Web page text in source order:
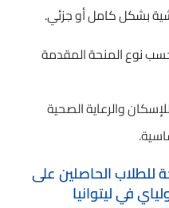
بشكل كامل أو جزئي.
نوع المنحة المقدمة
والرعاية الصحية
للطلاب الحاصلين على
في ليتوانيا